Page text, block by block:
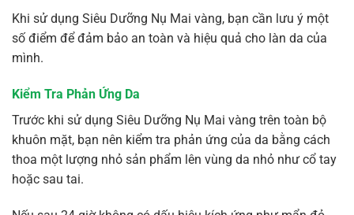
Khi sử dụng Siêu Dưỡng Nụ Mai vàng, bạn cần lưu ý một
số điểm để đảm bảo an toàn và hiệu quả cho làn da của
mình.
Kiểm Tra Phản Ứng Da
Trước khi sử dụng Siêu Dưỡng Nụ Mai vàng trên toàn bộ
khuôn mặt, bạn nên kiểm tra phản ứng của da bằng cách
thoa một lượng nhỏ sản phẩm lên vùng da nhỏ như cổ tay
hoặc sau tai.